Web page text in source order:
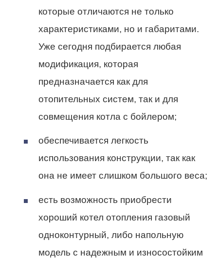
которые отличаются не только
характеристиками, но и габаритами.
Уже сегодня подбирается любая
модификация, которая
предназначается как для
отопительных систем, так и для
совмещения котла с бойлером;
обеспечивается легкость
использования конструкции, так как
она не имеет слишком большого веса;
есть возможность приобрести
хороший котел отопления газовый
одноконтурный, либо напольную
модель с надежным и износостойким